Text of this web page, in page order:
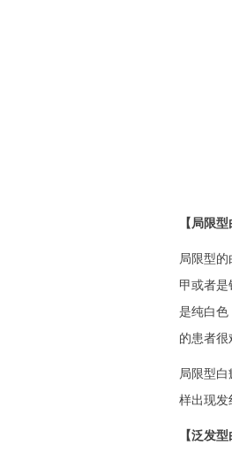
【局限
局限型
甲或者
是纯白色
的患者很
局限型
样出现发
【泛发